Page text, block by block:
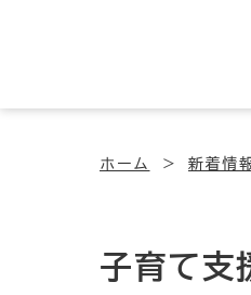
ホーム 新着情
子育て支